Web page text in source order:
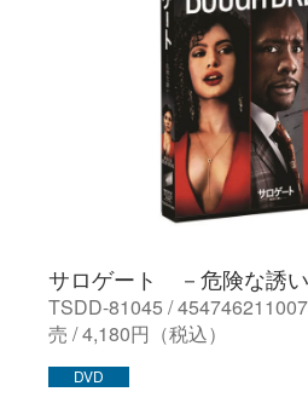
サロゲート －危険な誘
TSDD-81045 /
売 / 4,180円（税込）
DVD